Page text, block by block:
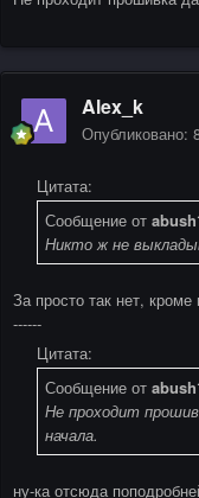
Alex_k
Опубликовано:
Цитата:
Сообщение от
Никто ж не
За просто так нет,
------
Цитата:
Сообщение от
Не проходит
начала.
ну-ка отсюда